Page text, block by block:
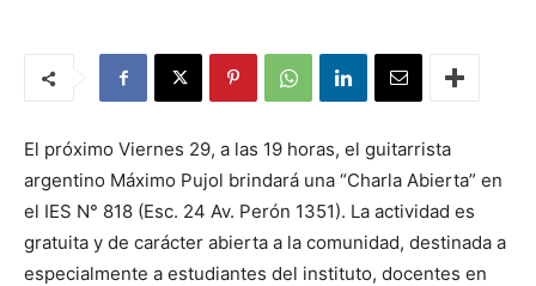
El próximo Viernes 29, a las 19 horas, el guitarrista
argentino Máximo Pujol brindará una “Charla Abierta” en
el IES N° 818 (Esc. 24 Av. Perón 1351). La actividad es
gratuita y de carácter abierta a la comunidad, destinada a
especialmente a estudiantes del instituto, docentes en